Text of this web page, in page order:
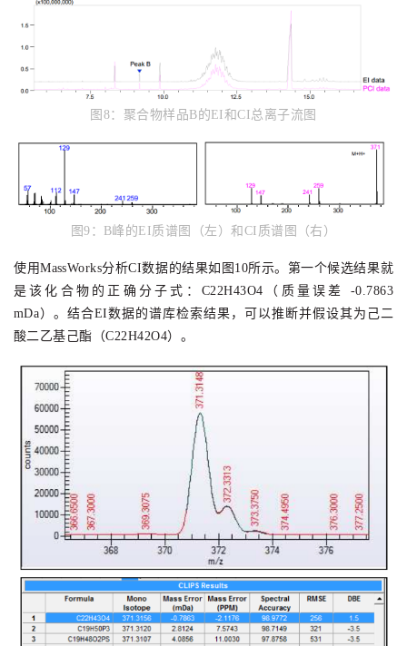
图8： 聚合物样品B的 EI和CI总离子流图
图9 ： B峰的 EI质谱图（左）和CI质谱图（右）
使用MassWorks分析CI数据的结果如图10所示。第一个候选结果就
是该化合物的正确分子式：C22H43O4（质量误差 -0.7863
mDa）。结合EI数据的谱库检索结果，可以推断并假设其为 己二
酸二乙基己酯（C22H42O4）。